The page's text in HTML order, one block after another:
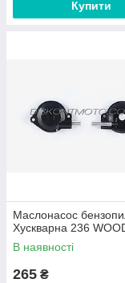
Купити
Маслонасос
Хускварна 236
В наявності
265 ₴